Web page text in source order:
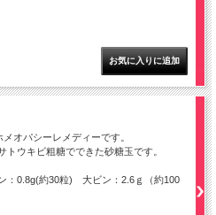
オパシーレメディーです。
トウキビ粗糖でできた砂糖玉です。
：0.8g(約30粒) 大ビン：2.6ｇ（約100